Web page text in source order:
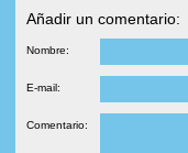
Añadir un comentario:
Nombre:
E-mail:
Comentario: